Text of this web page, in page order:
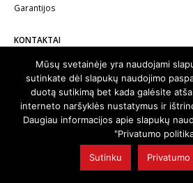
Garantijos
KONTAKTAI
Telefonas:+370 602 62622
El.paštas: info@autodalykai.lt
© 2024. Visos teisės saugomos | Svetainę sukūrė:
Mūsų svetainėje yra naudojami
sutinkate dėl slapukų naudojimo
duotą sutikimą bet kada galėsite
interneto naršyklės nustatymus ir
Daugiau informacijos apie slapukų
"Privatumo
Sutinku